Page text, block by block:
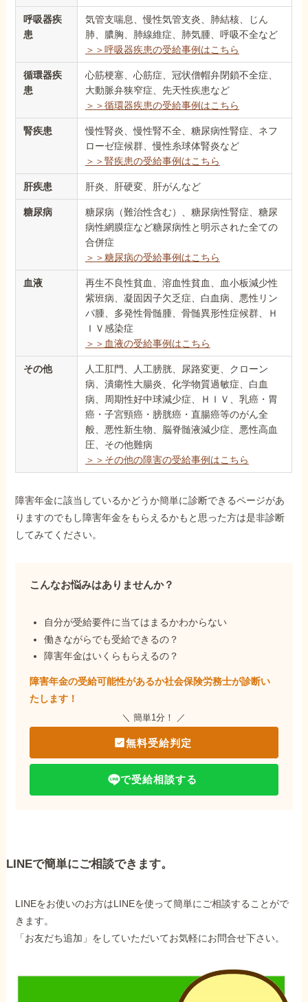
呼吸器疾
患
気管支喘息、慢性気管支炎、肺結核、じん
肺、膿胸、肺線維症、肺気腫、呼吸不全など
＞＞呼吸器疾患の受給事例はこちら
循環器疾
患
心筋梗塞、心筋症、冠状僧帽弁閉鎖不全症、
大動脈弁狭窄症、先天性疾患など
＞＞循環器疾患の受給事例はこちら
腎疾患
慢性腎炎、慢性腎不全、糖尿病性腎症、ネフ
ローゼ症候群、慢性糸球体腎炎など
＞＞腎疾患の受給事例はこちら
肝疾患 肝炎、肝硬変、肝がんなど
糖尿病
糖尿病（難治性含む）、糖尿病性腎症、糖尿
病性網膜症など糖尿病性と明示された全ての
合併症
＞＞糖尿病の受給事例はこちら
血液
再生不良性貧血、溶血性貧血、血小板減少性
紫班病、凝固因子欠乏症、白血病、悪性リン
パ腫、多発性骨髄腫、骨髄異形性症候群、Ｈ
ＩＶ感染症
＞＞血液の受給事例はこちら
その他
人工肛門、人工膀胱、尿路変更、クローン
病、潰瘍性大腸炎、化学物質過敏症、白血
病、周期性好中球減少症、ＨＩＶ、乳癌・胃
癌・子宮頸癌・膀胱癌・直腸癌等のがん全
般、悪性新生物、脳脊髄液減少症、悪性高血
圧、その他難病
＞＞その他の障害の受給事例はこちら
障害年金に該当しているかどうか簡単に診断できるページがあ
りますのでもし障害年金をもらえるかもと思った方は是非診断
してみてください。
こんなお悩みはありませんか？
自分が受給要件に当てはまるかわからない
働きながらでも受給できるの？
障害年金はいくらもらえるの？
障害年金の受給可能性があるか社会保険労務士が診断い
たします！
＼ 簡単1分！ ／
無料受給判定
で受給相談する
LINEで簡単にご相談できます。
LINEをお使いのお方はLINEを使って簡単にご相談することがで
きます。
「お友だち追加」をしていただいてお気軽にお問合せ下さい。